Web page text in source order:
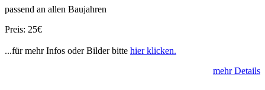
passend an allen Baujahren
Preis: 25€
...für mehr Infos oder Bilder bitte hier klicken.
mehr Details